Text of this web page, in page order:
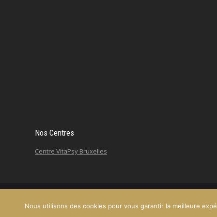
Nos Centres
Centre VitaPsy Bruxelles
Nous utilisons des cookies pour vous garantir la meilleure